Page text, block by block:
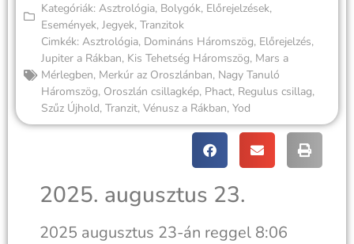
Kategóriák: Asztrológia, Bolygók, Előrejelzések,
Események, Jegyek, Tranzitok
Cimkék: Asztrológia, Domináns Háromszög, Előrejelzés,
Jupiter a Rákban, Kis Tehetség Háromszög, Mars a
Mérlegben, Merkúr az Oroszlánban, Nagy Tanuló
Háromszög, Oroszlán csillagkép, Phact, Regulus csillag,
Szűz Újhold, Tranzit, Vénusz a Rákban, Yod
2025. augusztus 23.
2025 augusztus 23-án reggel 8:06